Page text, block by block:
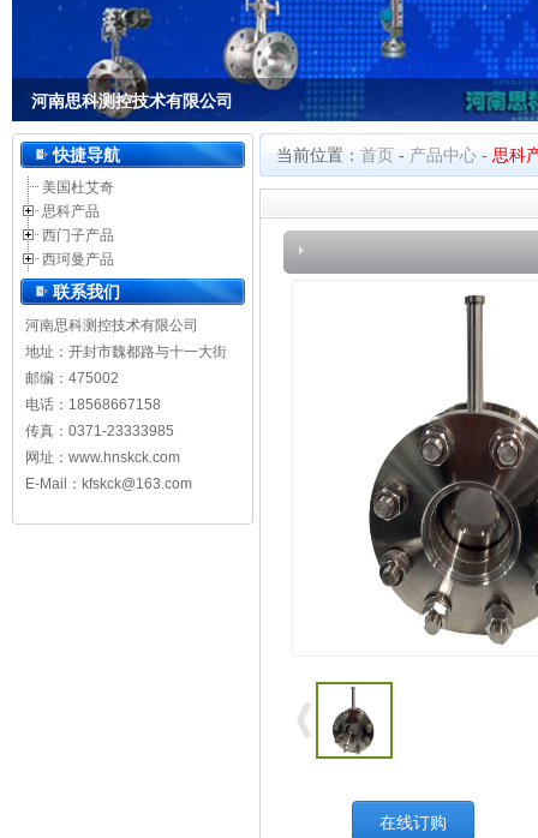
河南思科测控技术有限公司
河南思科测控技术有限公司
快捷导航
美国杜艾奇
思科产品
西门子产品
西珂曼产品
联系我们
河南思科测控技术有限公司
地址：开封市魏都路与十一大街
邮编：475002
电话：18568667158
传真：0371-23333985
网址： www.hnskck.com
E-Mail：kfskck@163.com
当前位置： 首页 - 产品中心 - 思科
在线订购